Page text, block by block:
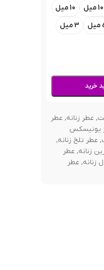
میل
10 میل
3 میل
خرید
, عطر زنانه, عطر
یونیسکس
, عطر تلخ زنانه,
زنانه, عطر
زنانه, عطر